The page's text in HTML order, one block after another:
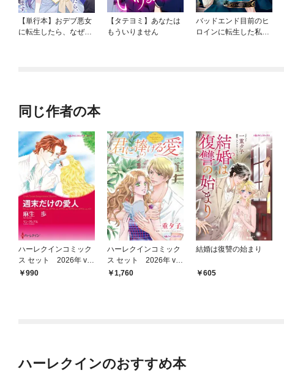
【単行本】おデブ悪女
に転生したら、なぜか
【タテヨミ】あなたは
もういりません
バッドエンド目前のヒ
ロインに転生した私、
同じ作者の本
ハーレクインコミック
ス セット 2026年 vo
l.780
990
ハーレクインコミック
ス セット 2026年 vo
l.908
1,760
結婚は復讐の始まり
605
ハーレクインのおすすめ本